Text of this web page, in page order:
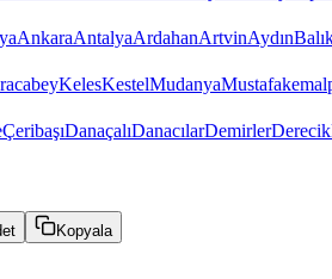
AnkaraAntalyaArdahanArtvinAydın
KelesKestelMudanya
ÇeribaşıDanaçalıDanacılarDemirlerDerecik
Kopyala